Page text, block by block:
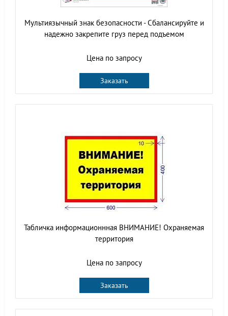
Мультиязычный знак безопасности - Сбалансируйте и
надежно закрепите груз перед подъемом
Цена по запросу
Заказать
Табличка информационнная ВНИМАНИЕ! Охраняемая
территория
Цена по запросу
Заказать